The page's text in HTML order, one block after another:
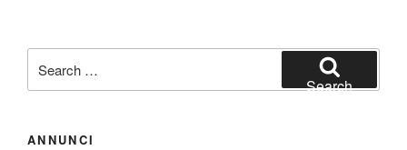
for:
Search
ANNUNCI